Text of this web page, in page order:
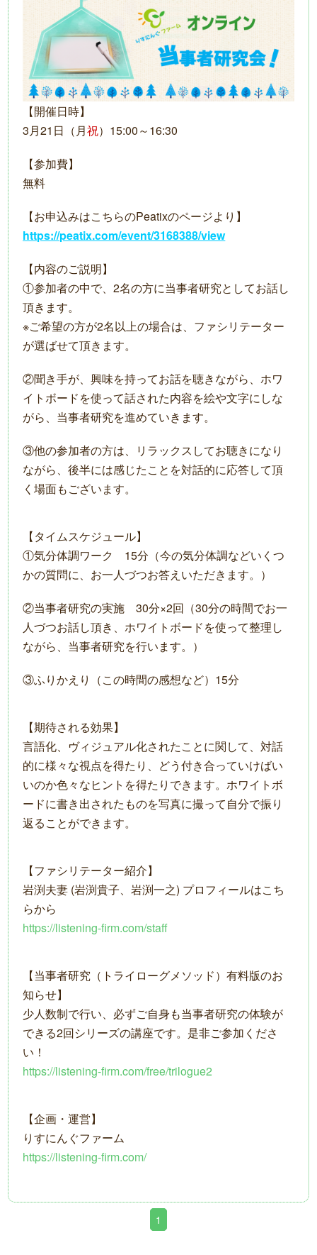
【開催日時】
3月21日（月祝）15:00～16:30
【参加費】
無料
【お申込みはこちらのPeatixのページより】
https://peatix.com/event/3168388/view
【内容のご説明】
①参加者の中で、2名の方に当事者研究としてお話し
頂きます。
※ご希望の方が2名以上の場合は、ファシリテーター
が選ばせて頂きます。
②聞き手が、興味を持ってお話を聴きながら、ホワ
イトボードを使って話された内容を絵や文字にしな
がら、当事者研究を進めていきます。
③他の参加者の方は、リラックスしてお聴きになり
ながら、後半には感じたことを対話的に応答して頂
く場面もございます。
【タイムスケジュール】
①気分体調ワーク 15分（今の気分体調などいくつ
かの質問に、お一人づつお答えいただきます。）
②当事者研究の実施 30分×2回（30分の時間でお一
人づつお話し頂き、ホワイトボードを使って整理し
ながら、当事者研究を行います。）
③ふりかえり（この時間の感想など）15分
【期待される効果】
言語化、ヴィジュアル化されたことに関して、対話
的に様々な視点を得たり、どう付き合っていけばい
いのか色々なヒントを得たりできます。ホワイトボ
ードに書き出されたものを写真に撮って自分で振り
返ることができます。
【ファシリテーター紹介】
岩渕夫妻 (岩渕貴子、岩渕一之) プロフィールはこち
らから
https://listening-firm.com/staff
【当事者研究（トライローグメソッド）有料版のお
知らせ】
少人数制で行い、必ずご自身も当事者研究の体験が
できる2回シリーズの講座です。是非ご参加くださ
い！
https://listening-firm.com/free/trilogue2
【企画・運営】
りすにんぐファーム
https://listening-firm.com/
1